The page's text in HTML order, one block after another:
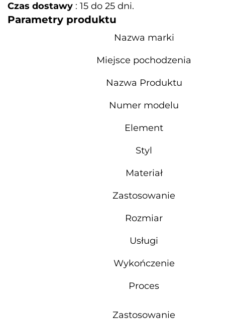
Czas dostawy : 15 do 25 dni.
Parametry produktu
Nazwa marki
Miejsce pochodzenia
Nazwa Produktu
Numer modelu
Element
Styl
Materiał
Zastosowanie
Rozmiar
Usługi
Wykończenie
Proces
Zastosowanie